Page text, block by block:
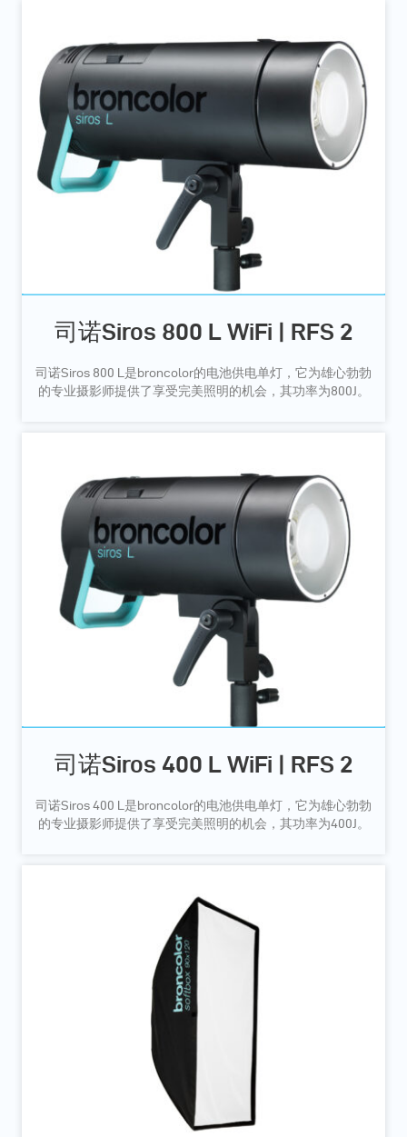
司诺Siros 800 L WiFi | RFS 2
司诺Siros 800 L是broncolor的电池供电单灯，它为雄心勃勃
的专业摄影师提供了享受完美照明的机会，其功率为800J。
司诺Siros 400 L WiFi | RFS 2
司诺Siros 400 L是broncolor的电池供电单灯，它为雄心勃勃
的专业摄影师提供了享受完美照明的机会，其功率为400J。